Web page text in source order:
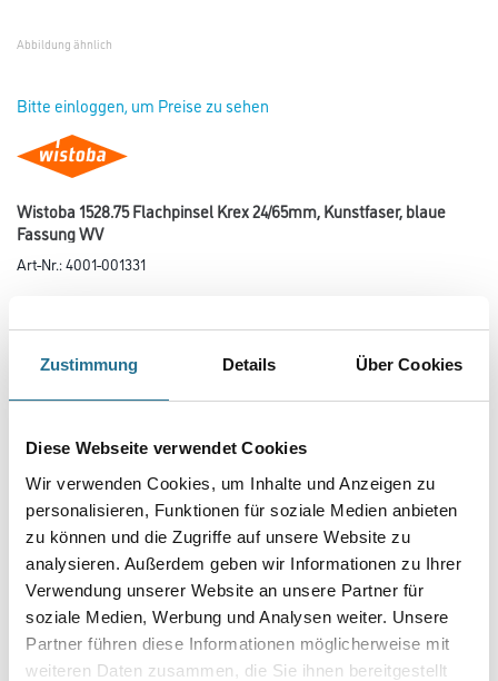
Zustimmung Details Über Cookies
Diese Webseite verwendet Cookies
Wir verwenden Cookies, um Inhalte und Anzeigen zu
personalisieren, Funktionen für soziale Medien anbieten
zu können und die Zugriffe auf unsere Website zu
analysieren. Außerdem geben wir Informationen zu Ihrer
Verwendung unserer Website an unsere Partner für
soziale Medien, Werbung und Analysen weiter. Unsere
Partner führen diese Informationen möglicherweise mit
weiteren Daten zusammen, die Sie ihnen bereitgestellt
Abbildung ähnlich
Bitte einloggen, um Preise zu sehen
Wistoba 1528.75 Flachpinsel Krex 24/65mm, Kunstfaser, blaue
Fassung WV
Art-Nr.:4001-001331
Breite in millimeter
Stärke in millimeter
Borsten- / Haar-Länge in mm